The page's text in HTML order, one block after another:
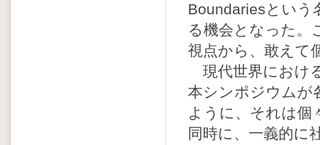
Boundariesという
る機会となった。
視点から、敢えて
現代世界におけ
本シンポジウムが
ように、それは個
同時に、一義的に